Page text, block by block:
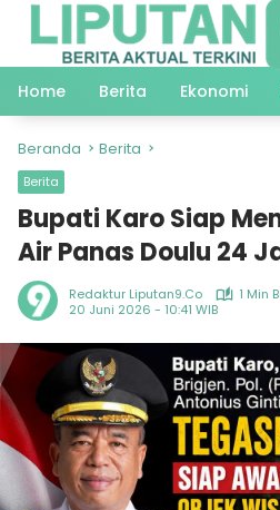
Langsung
Home
Berita Ekonomi
Beranda Berita
Berita
Bupati Karo Siap
Air Panas Doulu 24
Redaktur Liputan9.co
1 Min
20 Juni 2026 - 10:41 WIB